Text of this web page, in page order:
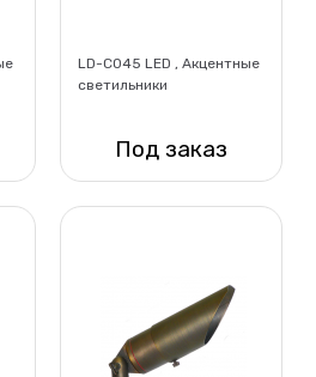
LD-C045 LED , Акцентные
светильники
Под заказ
Нет в наличии